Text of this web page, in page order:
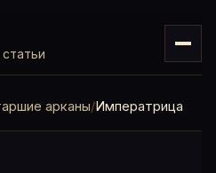
арканы Императрица